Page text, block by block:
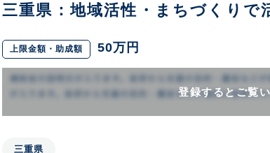
三重県：地域活性・まちづくりで
上限金額・助成額 50万円
登録するとご覧
三重県